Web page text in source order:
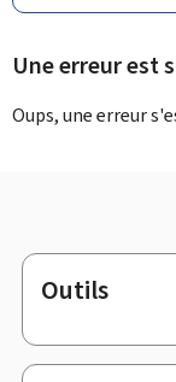
Une erreur est
Oups, une erreur
Pied
de
page
Outils